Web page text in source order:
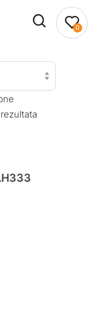
0